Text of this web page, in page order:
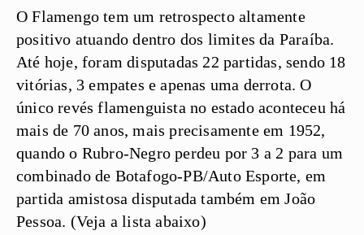
O Flamengo tem um retrospecto altamente
positivo atuando dentro dos limites da Paraíba.
Até hoje, foram disputadas 22 partidas, sendo 18
vitórias, 3 empates e apenas uma derrota. O
único revés flamenguista no estado aconteceu há
mais de 70 anos, mais precisamente em 1952,
quando o Rubro-Negro perdeu por 3 a 2 para um
combinado de Botafogo-PB/Auto Esporte, em
partida amistosa disputada também em João
Pessoa. (Veja a lista abaixo)